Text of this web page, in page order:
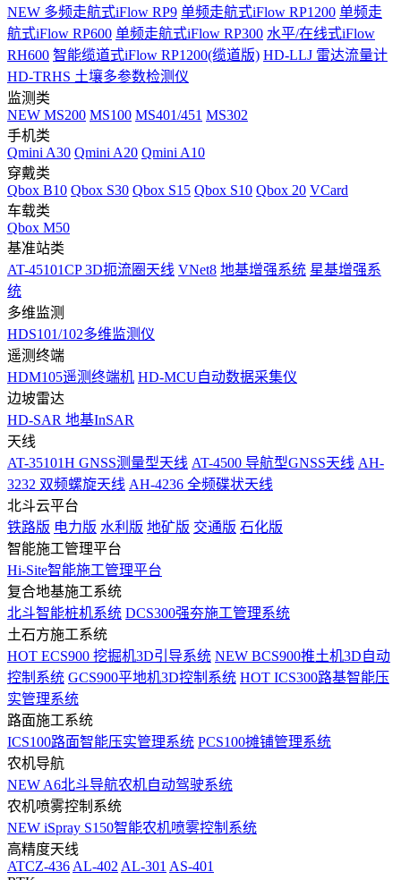
NEW 多频走航式iFlow RP9 单频走航式iFlow RP1200 单频走
航式iFlow RP600 单频走航式iFlow RP300 水平/在线式iFlow
RH600 智能缆道式iFlow RP1200(缆道版) HD-LLJ 雷达流量计
HD-TRHS 土壤多参数检测仪
监测类
NEW MS200 MS100 MS401/451 MS302
手机类
Qmini A30 Qmini A20 Qmini A10
穿戴类
Qbox B10 Qbox S30 Qbox S15 Qbox S10 Qbox 20 VCard
车载类
Qbox M50
基准站类
AT-45101CP 3D扼流圈天线 VNet8 地基增强系统 星基增强系
统
多维监测
HDS101/102多维监测仪
遥测终端
HDM105遥测终端机 HD-MCU自动数据采集仪
边坡雷达
HD-SAR 地基InSAR
天线
AT-35101H GNSS测量型天线 AT-4500 导航型GNSS天线 AH-
3232 双频螺旋天线 AH-4236 全频碟状天线
北斗云平台
铁路版 电力版 水利版 地矿版 交通版 石化版
智能施工管理平台
Hi-Site智能施工管理平台
复合地基施工系统
北斗智能桩机系统 DCS300强夯施工管理系统
土石方施工系统
HOT ECS900 挖掘机3D引导系统 NEW BCS900推土机3D自动
控制系统 GCS900平地机3D控制系统 HOT ICS300路基智能压
实管理系统
路面施工系统
ICS100路面智能压实管理系统 PCS100摊铺管理系统
农机导航
NEW A6北斗导航农机自动驾驶系统
农机喷雾控制系统
NEW iSpray S150智能农机喷雾控制系统
高精度天线
ATCZ-436 AL-402 AL-301 AS-401